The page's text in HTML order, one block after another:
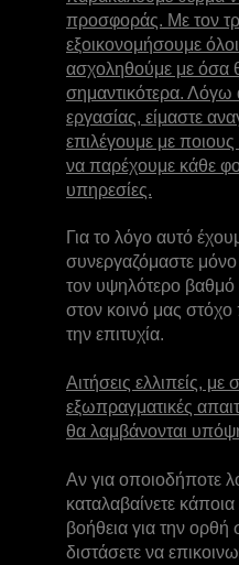
προσφοράς. Με τον
εξοικονομήσουμε
ασχοληθούμε με όσα
σημαντικότερα. Λόγω
εργασίας, είμαστε
επιλέγουμε με
να παρέχουμε κάθε
υπηρεσίες.
Για το λόγο αυτό
συνεργαζόμαστε
τον υψηλότερο βαθμό
στον κοινό μας
την επιτυχία.
Αιτήσεις ελλιπείς, με
εξωπραγματικές
θα λαμβάνονται
Αν για οποιοδήποτε
καταλαβαίνετε
βοήθεια για την
διστάσετε να